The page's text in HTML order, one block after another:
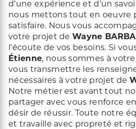
d’une expérience et d’un
nous mettons tout en oeuvre
satisfaire. Nous vous
votre projet de Wayne
l’écoute de vos besoins. Si
Étienne, nous sommes à
vous transmettre les
nécessaires à votre projet de
Notre métier est avant tout
partager avec vous renforce
désir de réussir. Toute notre
et travaille avec propreté et